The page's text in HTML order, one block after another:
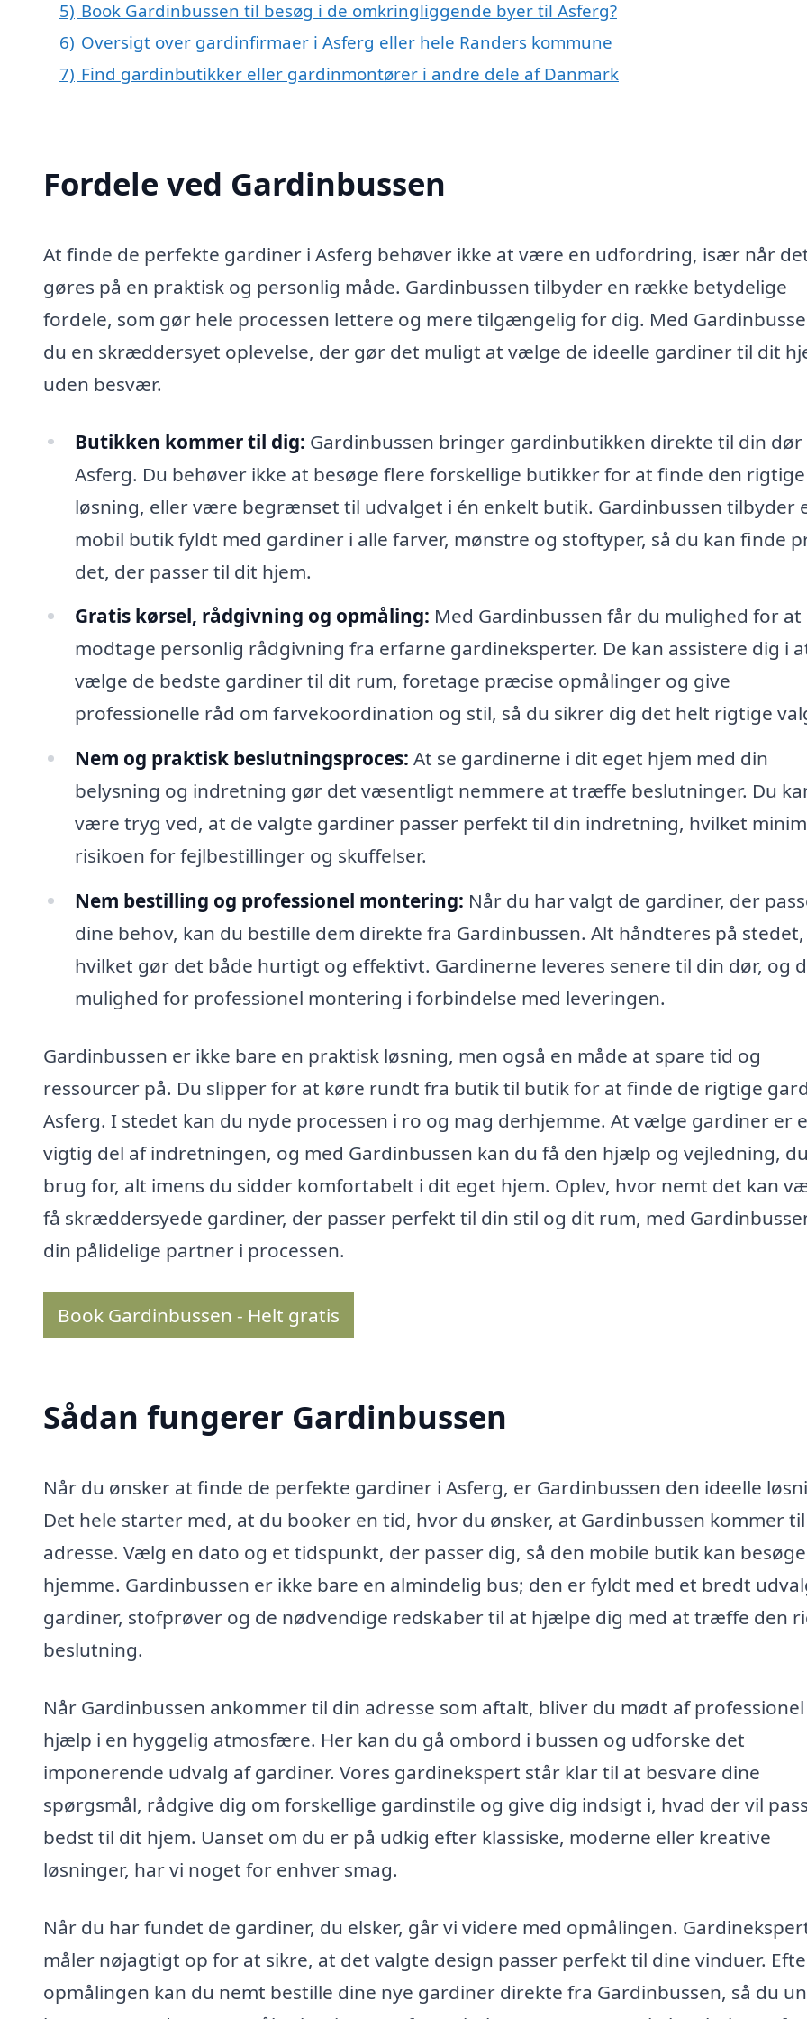
5) Book Gardinbussen til besøg i de omkringliggende byer til Asferg?
6) Oversigt over gardinfirmaer i Asferg eller hele Randers kommune
7) Find gardinbutikker eller gardinmontører i andre dele af Danmark
Fordele ved Gardinbussen
At finde de perfekte gardiner i Asferg behøver ikke at være en udfordring, især når
gøres på en praktisk og personlig måde. Gardinbussen tilbyder en række betydelige
fordele, som gør hele processen lettere og mere tilgængelig for dig. Med
du en skræddersyet oplevelse, der gør det muligt at vælge de ideelle gardiner til dit
uden besvær.
Butikken kommer til dig: Gardinbussen bringer gardinbutikken direkte til din dør
Asferg. Du behøver ikke at besøge flere forskellige butikker for at finde den rigtige
løsning, eller være begrænset til udvalget i én enkelt butik. Gardinbussen tilbyder
mobil butik fyldt med gardiner i alle farver, mønstre og stoftyper, så du kan finde
det, der passer til dit hjem.
Gratis kørsel, rådgivning og opmåling: Med Gardinbussen får du mulighed for at
modtage personlig rådgivning fra erfarne gardineksperter. De kan assistere dig i
vælge de bedste gardiner til dit rum, foretage præcise opmålinger og give
professionelle råd om farvekoordination og stil, så du sikrer dig det helt rigtige
Nem og praktisk beslutningsproces: At se gardinerne i dit eget hjem med din
belysning og indretning gør det væsentligt nemmere at træffe beslutninger. Du
være tryg ved, at de valgte gardiner passer perfekt til din indretning, hvilket
risikoen for fejlbestillinger og skuffelser.
Nem bestilling og professionel montering: Når du har valgt de gardiner, der
dine behov, kan du bestille dem direkte fra Gardinbussen. Alt håndteres på stedet,
hvilket gør det både hurtigt og effektivt. Gardinerne leveres senere til din dør, og
mulighed for professionel montering i forbindelse med leveringen.
Gardinbussen er ikke bare en praktisk løsning, men også en måde at spare tid og
ressourcer på. Du slipper for at køre rundt fra butik til butik for at finde de rigtige
Asferg. I stedet kan du nyde processen i ro og mag derhjemme. At vælge gardiner er
vigtig del af indretningen, og med Gardinbussen kan du få den hjælp og vejledning,
brug for, alt imens du sidder komfortabelt i dit eget hjem. Oplev, hvor nemt det kan
få skræddersyede gardiner, der passer perfekt til din stil og dit rum, med
din pålidelige partner i processen.
Book Gardinbussen - Helt gratis
Sådan fungerer Gardinbussen
Når du ønsker at finde de perfekte gardiner i Asferg, er Gardinbussen den ideelle
Det hele starter med, at du booker en tid, hvor du ønsker, at Gardinbussen kommer
adresse. Vælg en dato og et tidspunkt, der passer dig, så den mobile butik kan
hjemme. Gardinbussen er ikke bare en almindelig bus; den er fyldt med et bredt
gardiner, stofprøver og de nødvendige redskaber til at hjælpe dig med at træffe den
beslutning.
Når Gardinbussen ankommer til din adresse som aftalt, bliver du mødt af professionel
hjælp i en hyggelig atmosfære. Her kan du gå ombord i bussen og udforske det
imponerende udvalg af gardiner. Vores gardinekspert står klar til at besvare dine
spørgsmål, rådgive dig om forskellige gardinstile og give dig indsigt i, hvad der vil
bedst til dit hjem. Uanset om du er på udkig efter klassiske, moderne eller kreative
løsninger, har vi noget for enhver smag.
Når du har fundet de gardiner, du elsker, går vi videre med opmålingen.
måler nøjagtigt op for at sikre, at det valgte design passer perfekt til dine vinduer.
opmålingen kan du nemt bestille dine nye gardiner direkte fra Gardinbussen, så du